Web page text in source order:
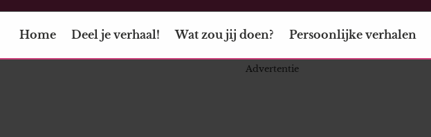
Home Deel je verhaal! Wat zou jij doen? Persoonlijke verhalen